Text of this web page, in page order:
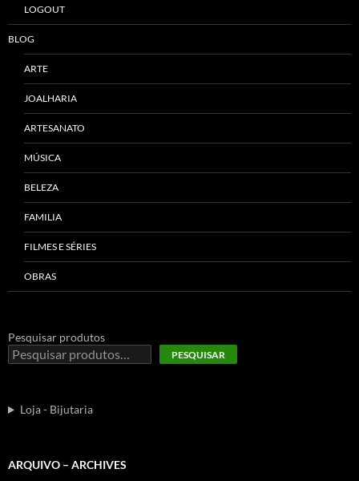
LOGOUT
BLOG
ARTE
JOALHARIA
ARTESANATO
MÚSICA
BELEZA
FAMILIA
FILMES E SÉRIES
OBRAS
Pesquisar produtos
PESQUISAR
Loja - Bijutaria
ARQUIVO – ARCHIVES